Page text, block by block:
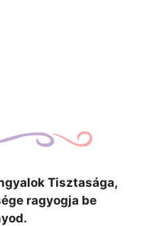
Tisztasága,
ragyogja be